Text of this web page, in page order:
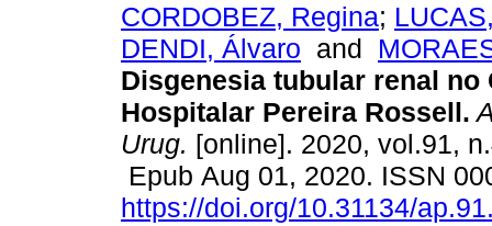
CORDOBEZ, Regina;
DENDI, Álvaro and
Disgenesia tubular renal no
Hospitalar Pereira Rossell.
Urug. [online]. 2020, vol.91,
Epub Aug 01, 2020. ISSN
https://doi.org/10.31134/